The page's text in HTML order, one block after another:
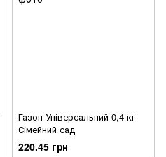
Газон Універсальний 0,4 кг
Сімейний сад
220.45 грн